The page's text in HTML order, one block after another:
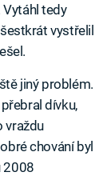
tedy
vystřelil
jiný problém.
dívku,
vraždu
chování byl
2008